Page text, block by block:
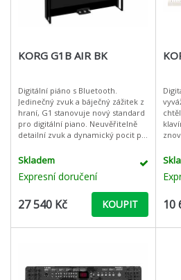
KORG G1B AIR BK
Digitální piáno s Bluetooth.
Jedinečný zvuk a báječný zážitek z
hraní, G1 stanovuje nový standard
pro digitální piano. Neuvěřitelně
detailní zvuk a dynamický pocit při
požadavky. KO
Skladem
Expresní doručení
27 540 Kč KOUPIT 10